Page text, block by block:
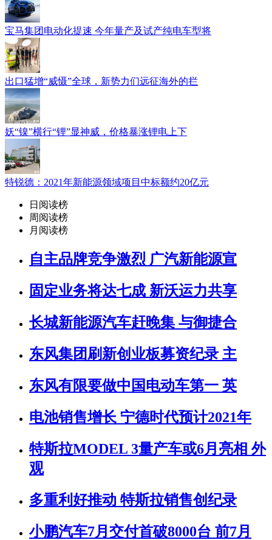
宝马集团电动化提速 今年量产及试产纯电车型将
出口猛增“威慑”全球，新势力们远征海外的拦
妖“镍”横行“锂”显神威，价格暴涨锂电上下
特锐德：2021年新能源领域项目中标额约20亿元
日阅读榜
周阅读榜
月阅读榜
自主品牌竞争激烈 广汽新能源宣
固定业务将达七成 新沃运力共享
长城新能源汽车赶晚集 与御捷合
东风集团刷新创业板募资纪录 主
东风有限要做中国电动车第一 英
电池销售增长 宁德时代预计2021年
特斯拉MODEL 3量产车或6月亮相 外
观
多重利好推动 特斯拉销售创纪录
小鹏汽车7月交付首破8000台 前7月